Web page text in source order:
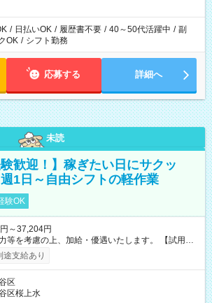
/ 日払いOK / 履歴書不要 / 40～50代活躍中 / 副
OK / シフト勤務
応募する 詳細へ
未読
験歓迎！】稼ぎたい日にサクッ
1日～自由シフトの軽作業
験OK
～37,204円
を考慮の上、加給・優遇いたします。 【試用期
なし
途支給あり
区
区桜上水